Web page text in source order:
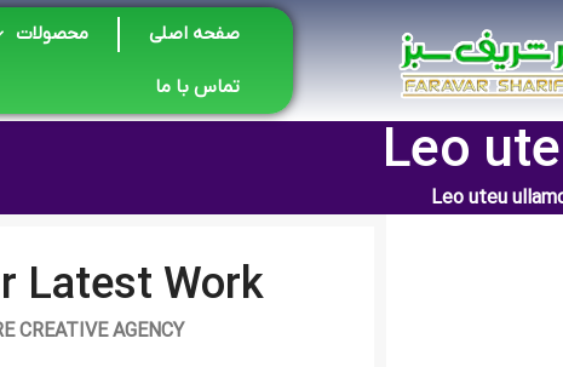
صفحه اصلی محصولات
تماس با ما
Leo
Leo uteu
Latest Work
CREATIVE AGENCY